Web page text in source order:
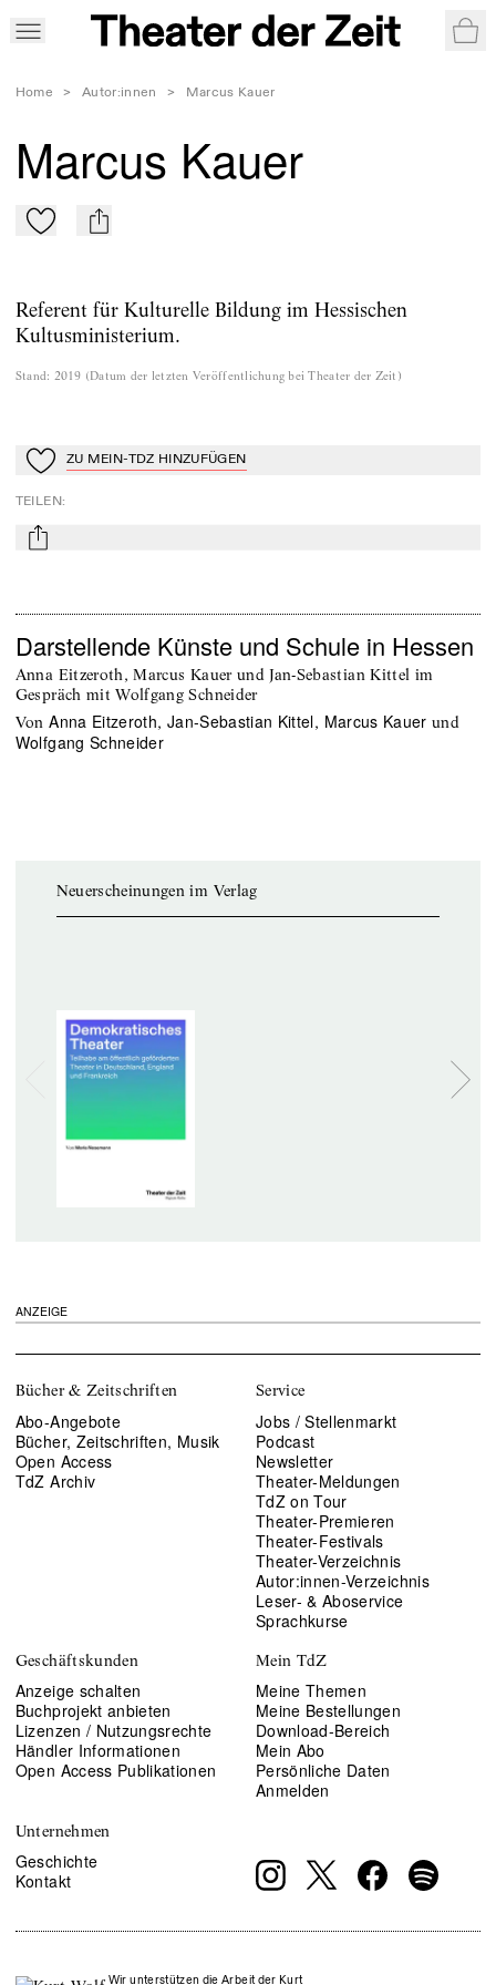
Home > Autor:innen > Marcus Kauer
Marcus Kauer
Zu Mein-TdZ hinzufügen
mail
Referent für Kulturelle Bildung im Hessischen
Kultusministerium.
Stand: 2019 (Datum der letzten Veröffentlichung bei Theater der Zeit )
Zu Mein-TdZ hinzufügen
ZU MEIN-TDZ HINZUFÜGEN
TEILEN:
mail
Darstellende Künste und Schule in Hessen
Anna Eitzeroth, Marcus Kauer und Jan-Sebastian Kittel im
Gespräch mit Wolfgang Schneider
von Anna Eitzeroth, Jan-Sebastian Kittel, Marcus Kauer und
Wolfgang Schneider
Neuerscheinungen im Verlag
ANZEIGE
Bücher & Zeitschriften
Abo-Angebote
Bücher, Zeitschriften, Musik
Open Access
TdZ Archiv
Service
Jobs / Stellenmarkt
Podcast
Newsletter
Theater-Meldungen
TdZ on Tour
Theater-Premieren
Theater-Festivals
Theater-Verzeichnis
Autor:innen-Verzeichnis
Leser- & Aboservice
Sprachkurse
Geschäftskunden
Anzeige schalten
Buchprojekt anbieten
Lizenzen / Nutzungsrechte
Händler Informationen
Open Access Publikationen
Mein TdZ
Meine Themen
Meine Bestellungen
Download-Bereich
Mein Abo
Persönliche Daten
Anmelden
Unternehmen
Geschichte
Kontakt
Wir unterstützen die Arbeit der Kurt